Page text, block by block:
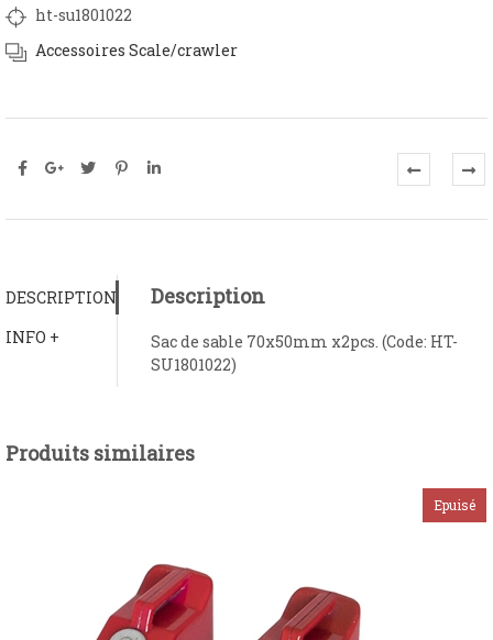
ht-su1801022
Accessoires Scale/crawler
DESCRIPTION
INFO +
Description
Sac de sable 70x50mm x2pcs. (Code: HT-
SU1801022)
Produits similaires